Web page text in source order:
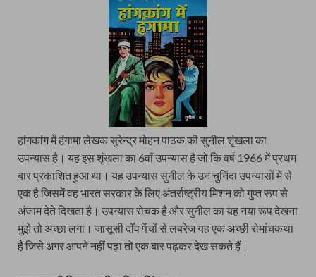
हांगकांग में हंगामा लेखक सुरेन्द्र मोहन पाठक की सुनील शृंखला का
उपन्यास है। यह इस शृंखला का 6वाँ उपन्यास है जो कि वर्ष 1966 में प्रथम
बार प्रकाशित हुआ था। यह उपन्यास सुनील के उन चुनिंदा उपन्यासों में से
एक है जिसमें वह भारत सरकार के लिए अंतर्राष्ट्रीय मिशन को गुप्त रूप से
अंजाम देते दिखता है। उपन्यास रोचक है और सुनील का यह नया रूप देखना
मुझे तो अच्छा लगा। जासूसी दाँव पेंचों से लबरेज यह एक अच्छी रोमांचकथा
है जिसे अगर आपने नहीं पढ़ा तो एक बार पढ़कर देख सकते हैं।